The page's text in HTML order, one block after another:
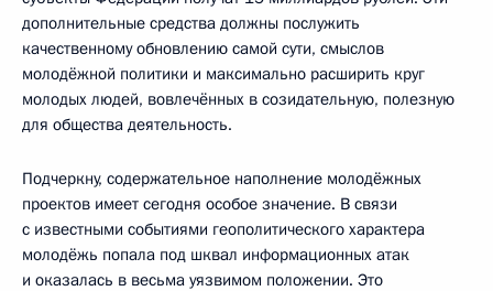
дополнительные средства должны послужить
качественному обновлению самой сути, смыслов
молодёжной политики и максимально расширить круг
молодых людей, вовлечённых в созидательную, полезную
для общества деятельность.
Подчеркну, содержательное наполнение молодёжных
проектов имеет сегодня особое значение. В связи
с известными событиями геополитического характера
молодёжь попала под шквал информационных атак
и оказалась в весьма уязвимом положении. Это